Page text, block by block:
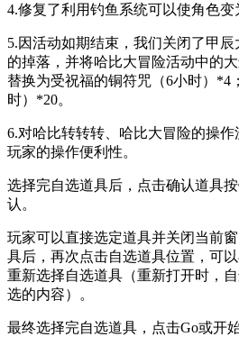
4.修复了利用钓鱼系统可以使角色变
5.因活动如期结束，我们关闭了甲辰
的掉落，并将哈比大冒险活动中的
替换为受祝福的铜符咒（6小时）*4
时）*20。
6.对哈比转转转、哈比大冒险的操作
玩家的操作便利性。
选择完自选道具后 ，点击确认道具
认 。
玩家可以直接选定道具并关闭当前窗
具后，再次点击自选道具位置，可
重新选择自选道具（重新打开时，
选的内容） 。
最终选择完自选道具，点击Go或开